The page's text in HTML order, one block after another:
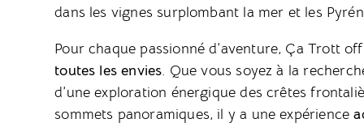
dans les vignes surplombant la mer et les
Pour chaque passionné d’aventure, Ça Trott
toutes les envies. Que vous soyez à la
d’une exploration énergique des crêtes
sommets panoramiques, il y a une expérience